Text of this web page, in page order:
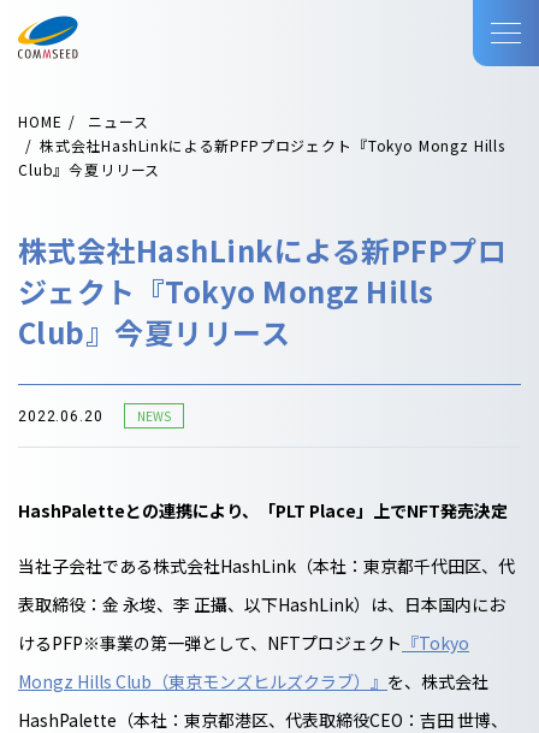
HOME
ニュース
株式会社HashLinkによる新PFPプロジェクト『Tokyo Mongz Hills
Club』今夏リリース
株式会社HashLinkによる新PFPプロ
ジェクト『Tokyo Mongz Hills
Club』今夏リリース
2022.06.20 NEWS
HashPaletteとの連携により、「PLT Place」上でNFT発売決定
当社子会社である株式会社HashLink（本社：東京都千代田区、代
表取締役：金 永埈、李 正攝、以下HashLink）は、日本国内にお
けるPFP※事業の第一弾として、NFTプロジェクト 『Tokyo
Mongz Hills Club（東京モンズヒルズクラブ）』 を、株式会社
HashPalette（本社：東京都港区、代表取締役CEO：吉田 世博、